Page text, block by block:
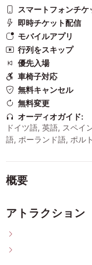
スマートフォンチケ
即時チケット配信
モバイルアプリ
行列をスキップ
優先入場
車椅子対応
無料キャンセル
無料変更
オーディオガイド:
ドイツ語, 英語, スペイ
語, ポーランド語, ポル
概要
アトラクション